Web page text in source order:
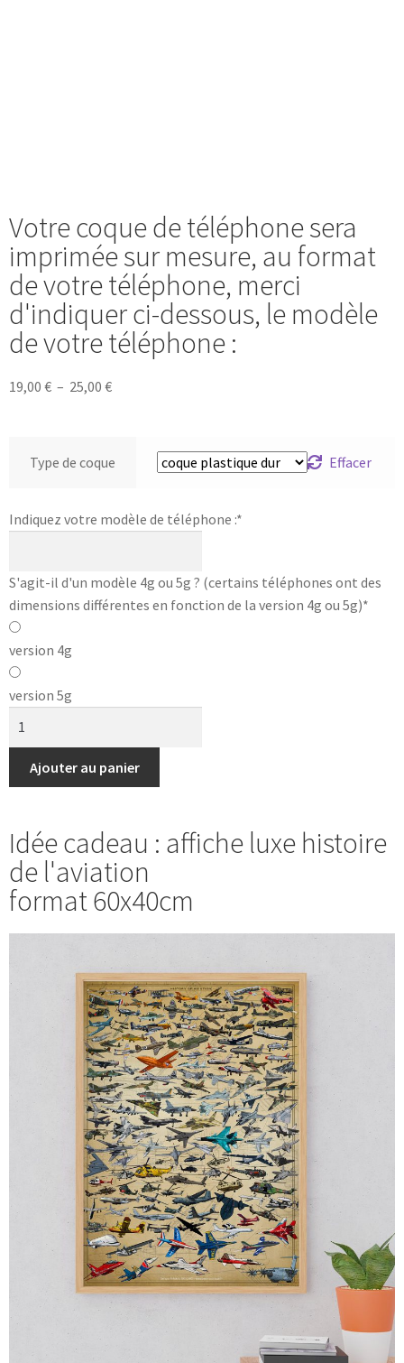
Votre coque de téléphone sera
imprimée sur mesure, au format
de votre téléphone, merci
d'indiquer ci-dessous, le modèle
de votre téléphone :
19,00 € – 25,00 €
Type de coque Effacer
Indiquez votre modèle de téléphone :*
S'agit-il d'un modèle 4g ou 5g ? (certains téléphones ont des
dimensions différentes en fonction de la version 4g ou 5g)*
version 4g
version 5g
Ajouter au panier
Idée cadeau : affiche luxe histoire
de l'aviation
format 60x40cm